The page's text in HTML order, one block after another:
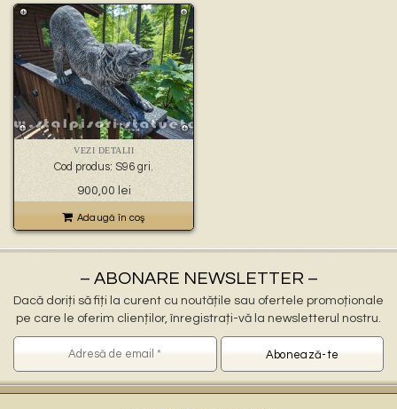
🪴 – jardiniere cu personaje –
🌸 – jardiniere pentru flori –
🏗 – socluri și stative –
🦌 – statuete animale sălbatice –
🐕 – statuete animale domestice –
🧘 – statuete buddha –
🧺 – statuete cu coșulețe –
🐉 – statuete gargoyles –
👼 – statuete religioase și îngerași –
🦜 – statuete păsări –
💧 – statuete pentru fântâni –
🍄 – statuete pitici și troli –
🏺 – vaze pentru flori –
VEZI DETALII
Cod produs: S96 gri.
900,00 lei
Adaugă în coş
– ABONARE NEWSLETTER –
Dacă doriți să fiți la curent cu noutățile sau ofertele promoționale
pe care le oferim clienților, înregistrați-vă la newsletterul nostru.